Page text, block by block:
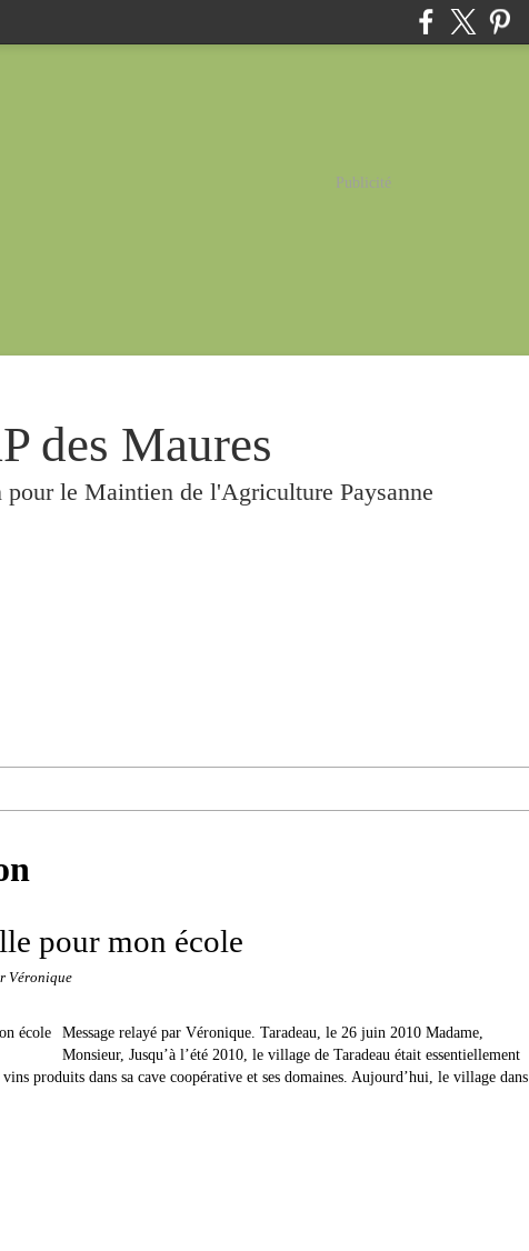
Publicité
des Maures
pour le Maintien de l'Agriculture Paysanne
pour mon école
Véronique
Message relayé par Véronique. Taradeau, le 26 juin 2010 Madame,
Monsieur, Jusqu’à l’été 2010, le village de Taradeau était essentiellement
produits dans sa cave coopérative et ses domaines. Aujourd’hui, le village dans